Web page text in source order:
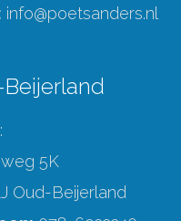
info@poetsanders.nl
:
5K
Oud-Beijerland